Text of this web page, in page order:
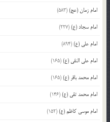
امام زمان (عج)(583)
امام سجاد (ع)(227)
امام علی (ع)(894)
امام علی النقی (ع)(165)
امام محمد باقر (ع)(165)
امام محمد تقی (ع)(146)
امام موسی کاظم (ع)(152)